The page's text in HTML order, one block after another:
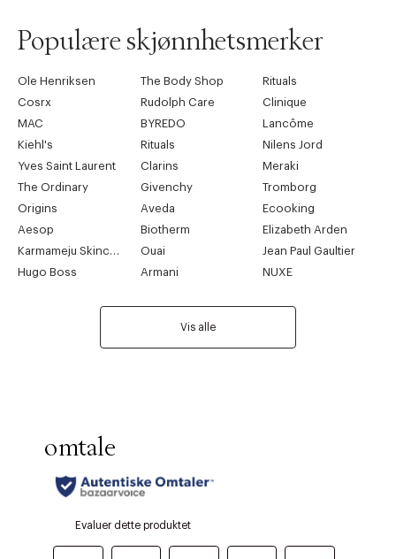
Populære skjønnhetsmerker
Ole Henriksen The Body Shop
Rituals
Cosrx
Rudolph Care
Clinique
MAC
BYREDO
Lancôme
Kiehl's
Rituals
Nilens Jord
Yves Saint Laurent
Clarins
Meraki
The Ordinary
Givenchy
Tromborg
Origins
Aveda
Ecooking
Aesop
Biotherm
Elizabeth Arden
Ouai
Jean Paul Gaultier
Hugo Boss
Armani NUXE
Vis alle